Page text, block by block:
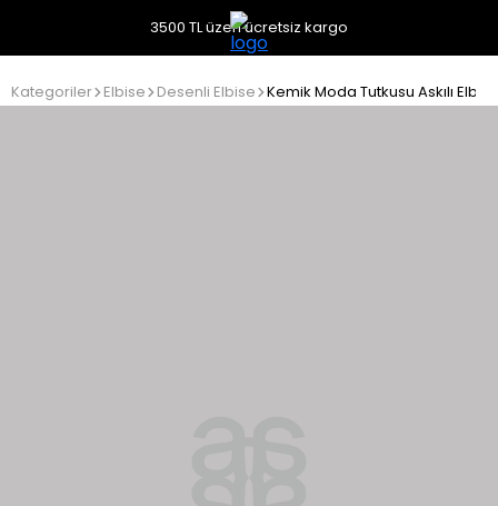
3500 TL üzeri ücretsiz kargo
Kategoriler Elbise Desenli Elbise Kemik Moda Tutkusu Askılı Elbise